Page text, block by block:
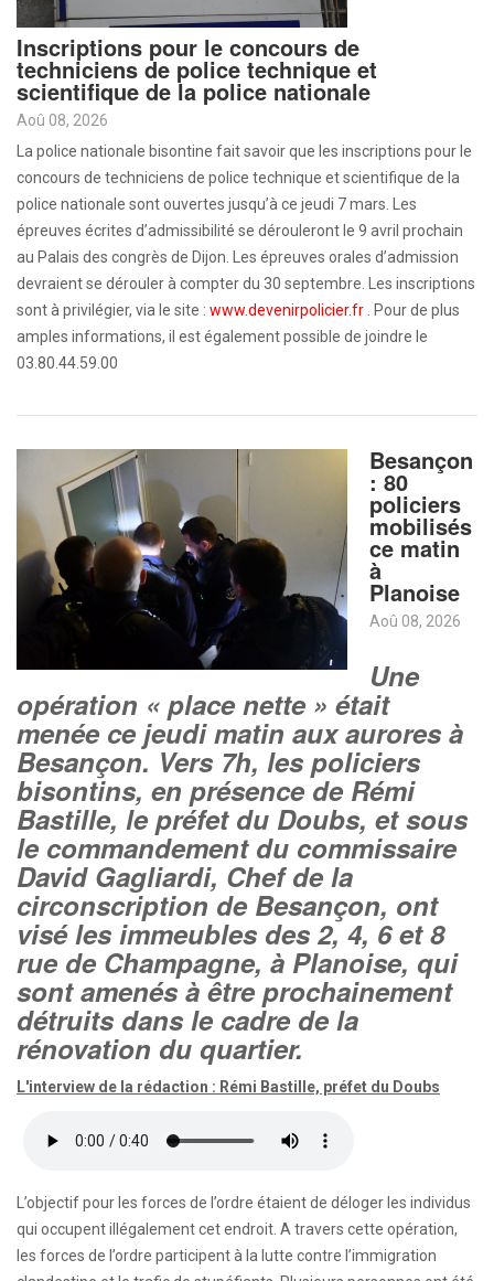
Inscriptions pour le concours de
techniciens de police technique et
scientifique de la police nationale
Aoû 08, 2026
La police nationale bisontine fait savoir que les inscriptions pour le
concours de techniciens de police technique et scientifique de la
police nationale sont ouvertes jusqu’à ce jeudi 7 mars. Les
épreuves écrites d’admissibilité se dérouleront le 9 avril prochain
au Palais des congrès de Dijon. Les épreuves orales d’admission
devraient se dérouler à compter du 30 septembre. Les inscriptions
sont à privilégier, via le site : www.devenirpolicier.fr . Pour de plus
amples informations, il est également possible de joindre le
03.80.44.59.00
Besançon
: 80
policiers
mobilisés
ce matin
à
Planoise
Aoû 08, 2026
Une
opération « place nette » était
menée ce jeudi matin aux aurores à
Besançon. Vers 7h, les policiers
bisontins, en présence de Rémi
Bastille, le préfet du Doubs, et sous
le commandement du commissaire
David Gagliardi, Chef de la
circonscription de Besançon, ont
visé les immeubles des 2, 4, 6 et 8
rue de Champagne, à Planoise, qui
sont amenés à être prochainement
détruits dans le cadre de la
rénovation du quartier.
L'interview de la rédaction : Rémi Bastille, préfet du Doubs
L’objectif pour les forces de l’ordre étaient de déloger les individus
qui occupent illégalement cet endroit. A travers cette opération,
les forces de l’ordre participent à la lutte contre l’immigration